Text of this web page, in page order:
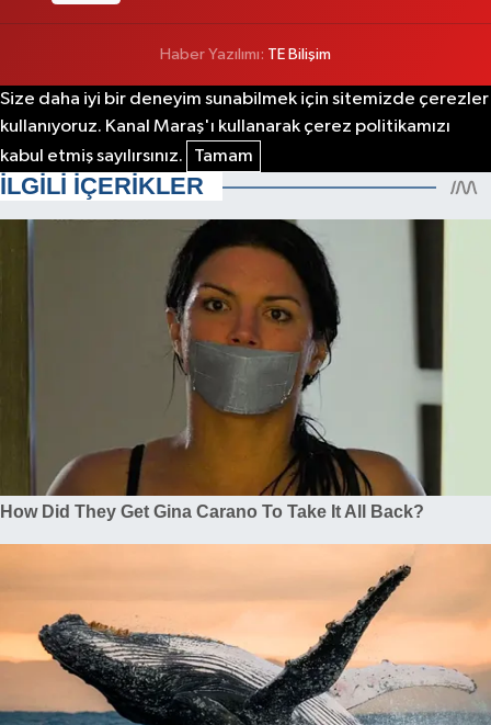
Haber Yazılımı: TE Bilişim
Size daha iyi bir deneyim sunabilmek için sitemizde çerezler
kullanıyoruz. Kanal Maraş'ı kullanarak çerez politikamızı
kabul etmiş sayılırsınız.
Tamam